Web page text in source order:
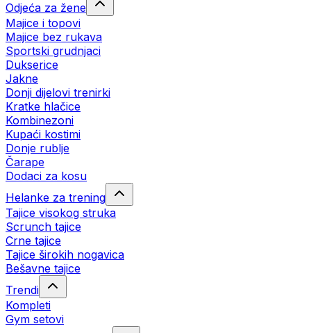
Odjeća za žene
Majice i topovi
Majice bez rukava
Sportski grudnjaci
Dukserice
Jakne
Donji dijelovi trenirki
Kratke hlačice
Kombinezoni
Kupaći kostimi
Donje rublje
Čarape
Dodaci za kosu
Helanke za trening
Tajice visokog struka
Scrunch tajice
Crne tajice
Tajice širokih nogavica
Bešavne tajice
Trendi
Kompleti
Gym setovi